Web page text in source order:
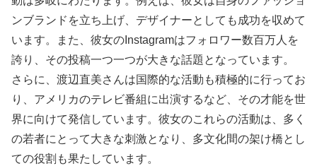
ンブランドを立ち上げ、デザイナーとしても成功を収めて
います。また、彼女のInstagramはフォロワー数百万人を
誇り、その投稿一つ一つが大きな話題となっています。
さらに、渡辺直美さんは国際的な活動も積極的に行ってお
り、アメリカのテレビ番組に出演するなど、その才能を世
界に向けて発信しています。彼女のこれらの活動は、多く
の若者にとって大きな刺激となり、多文化間の架け橋とし
ての役割も果たしています。